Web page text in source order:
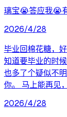
璃宝😭答应我😭
2026/4/28
毕业回棉花糖，
知道要毕业的时
也多了个疑似不
你。 马上能再见
2026/4/28